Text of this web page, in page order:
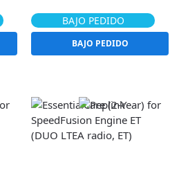
BAJO PEDIDO
BAJO PEDIDO